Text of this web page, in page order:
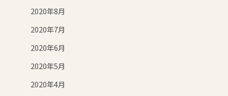
2020年8月
2020年7月
2020年6月
2020年5月
2020年4月